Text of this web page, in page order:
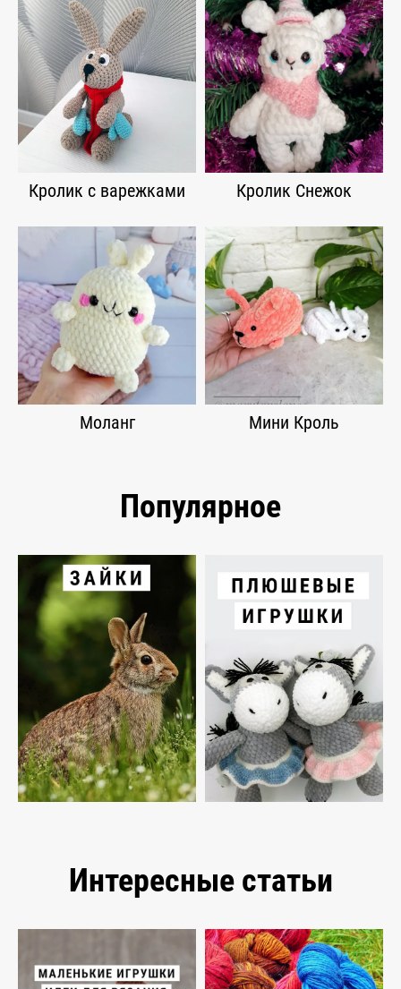
Кролик с варежками Кролик Снежок
Моланг Мини Кроль
Популярное
Интересные статьи